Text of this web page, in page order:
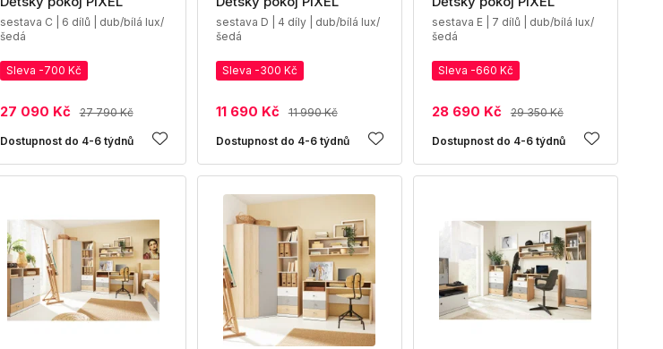
sestava C | 6 dílů | dub/bílá lux/
šedá
Sleva -700 Kč
27 090 Kč 27 790 Kč
Dostupnost do 4-6 týdnů
sestava D | 4 díly | dub/bílá lux/
šedá
Sleva -300 Kč
11 690 Kč 11 990 Kč
Dostupnost do 4-6 týdnů
sestava E | 7 dílů | dub/bílá lux/
šedá
Sleva -660 Kč
28 690 Kč 29 350 Kč
Dostupnost do 4-6 týdnů